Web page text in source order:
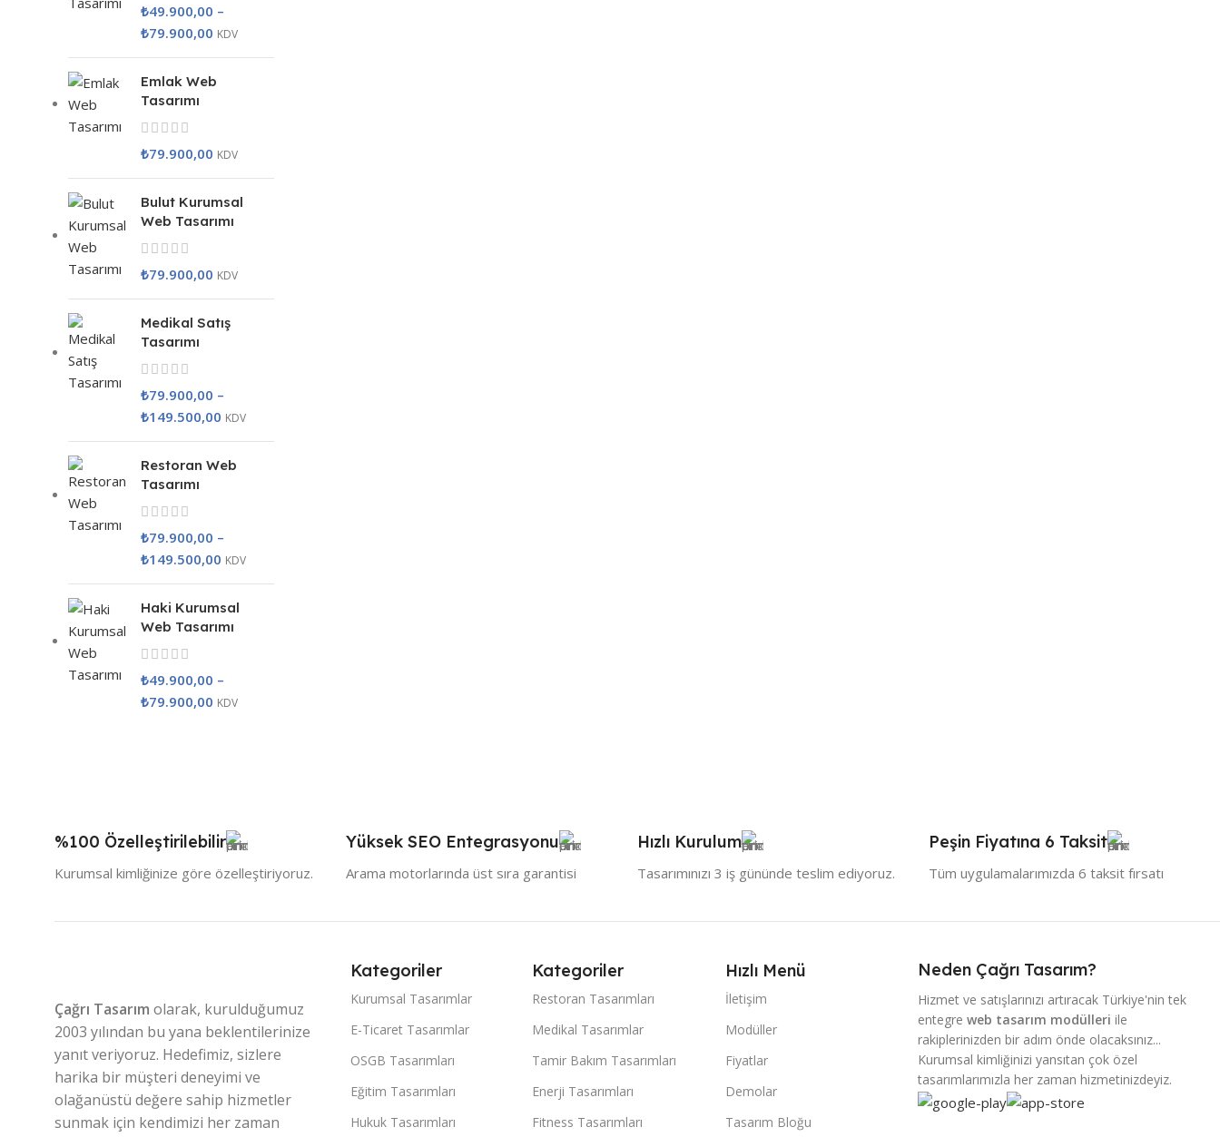
₺49.900,00 –
₺79.900,00 KDV
Emlak Web
Tasarımı
₺79.900,00 KDV
Bulut Kurumsal
Web Tasarımı
₺79.900,00 KDV
Medikal Satış
Tasarımı
₺79.900,00 –
₺149.500,00 KDV
Restoran Web
Tasarımı
₺79.900,00 –
₺149.500,00 KDV
Haki Kurumsal
Web Tasarımı
₺49.900,00 –
₺79.900,00 KDV
%100 Özelleştirilebilir
Kurumsal kimliğinize göre özelleştiriyoruz.
Yüksek SEO Entegrasyonu
Arama motorlarında üst sıra garantisi
Hızlı Kurulum
Tasarımınızı 3 iş gününde teslim ediyoruz.
Peşin Fiyatına 6 Taksit
Tüm uygulamalarımızda 6 taksit fırsatı
Çağrı Tasarım olarak, kurulduğumuz
2003 yılından bu yana beklentilerinize
yanıt veriyoruz. Hedefimiz, sizlere
harika bir müşteri deneyimi ve
olağanüstü değere sahip hizmetler
sunmak için kendimizi her zaman
Kategoriler
Kurumsal Tasarımlar
E-Ticaret Tasarımlar
OSGB Tasarımları
Eğitim Tasarımları
Hukuk Tasarımları
Kategoriler
Restoran Tasarımları
Medikal Tasarımlar
Tamir Bakım Tasarımları
Enerji Tasarımları
Fitness Tasarımları
Hızlı Menü
İletişim
Modüller
Fiyatlar
Demolar
Tasarım Bloğu
Neden Çağrı Tasarım?
Hizmet ve satışlarınızı artıracak Türkiye'nin tek
entegre web tasarım modülleri ile
rakiplerinizden bir adım önde olacaksınız...
Kurumsal kimliğinizi yansıtan çok özel
tasarımlarımızla her zaman hizmetinizdeyiz.